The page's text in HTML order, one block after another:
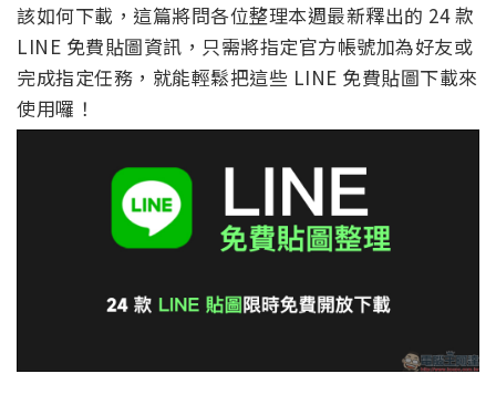
該如何下載，這篇將問各位整理本週最新釋出的 24 款
LINE 免費貼圖資訊，只需將指定官方帳號加為好友或
完成指定任務，就能輕鬆把這些 LINE 免費貼圖下載來
使用囉！